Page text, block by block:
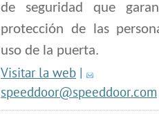
de seguridad que
protección de las
uso de la puerta.
Visitar la web |
speeddoor@speeddoor.com